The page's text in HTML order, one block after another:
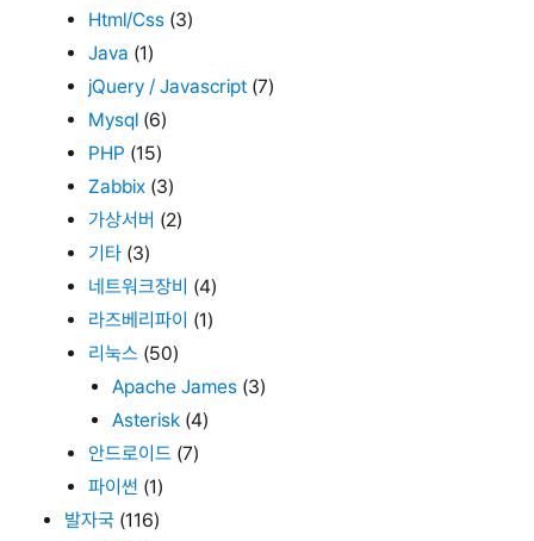
Html/Css (3)
Java (1)
jQuery / Javascript (7)
Mysql (6)
PHP (15)
Zabbix (3)
가상서버 (2)
기타 (3)
네트워크장비 (4)
라즈베리파이 (1)
리눅스 (50)
Apache James (3)
Asterisk (4)
안드로이드 (7)
파이썬 (1)
발자국 (116)